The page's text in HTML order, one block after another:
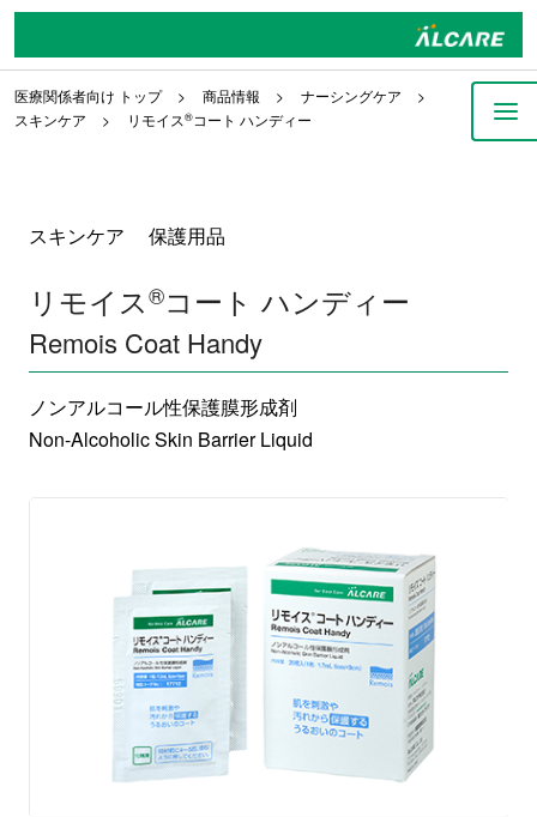
医療関係者向け トップ 商品情報
ナーシングケア
スキンケア
リモイス®コート ハンディー
スキンケア 保護用品
リモイス®コート ハンディー
Remois Coat Handy
ノンアルコール性保護膜形成剤
Non-Alcoholic Skin Barrier Liquid